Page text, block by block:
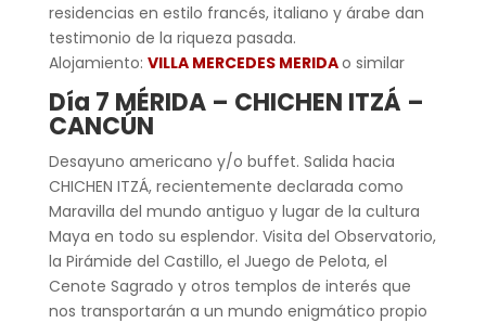
residencias en estilo francés, italiano y árabe dan
testimonio de la riqueza pasada.
Alojamiento: VILLA MERCEDES MERIDAo similar
Día 7 MÉRIDA – CHICHEN ITZÁ –
CANCÚN
Desayuno americano y/o buffet. Salida hacia
CHICHEN ITZÁ, recientemente declarada como
Maravilla del mundo antiguo y lugar de la cultura
Maya en todo su esplendor. Visita del Observatorio,
la Pirámide del Castillo, el Juego de Pelota, el
Cenote Sagrado y otros templos de interés que
nos transportarán a un mundo enigmático propio